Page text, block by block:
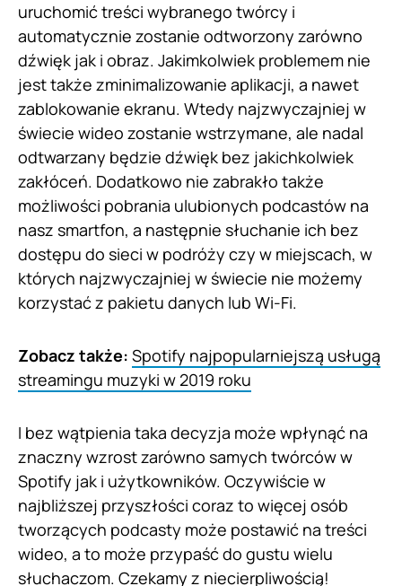
uruchomić treści wybranego twórcy i
automatycznie zostanie odtworzony zarówno
dźwięk jak i obraz. Jakimkolwiek problemem nie
jest także zminimalizowanie aplikacji, a nawet
zablokowanie ekranu. Wtedy najzwyczajniej w
świecie wideo zostanie wstrzymane, ale nadal
odtwarzany będzie dźwięk bez jakichkolwiek
zakłóceń. Dodatkowo nie zabrakło także
możliwości pobrania ulubionych podcastów na
nasz smartfon, a następnie słuchanie ich bez
dostępu do sieci w podróży czy w miejscach, w
których najzwyczajniej w świecie nie możemy
korzystać z pakietu danych lub Wi-Fi.
Zobacz także: Spotify najpopularniejszą usługą
streamingu muzyki w 2019 roku
I bez wątpienia taka decyzja może wpłynąć na
znaczny wzrost zarówno samych twórców w
Spotify jak i użytkowników. Oczywiście w
najbliższej przyszłości coraz to więcej osób
tworzących podcasty może postawić na treści
wideo, a to może przypaść do gustu wielu
słuchaczom. Czekamy z niecierpliwością!